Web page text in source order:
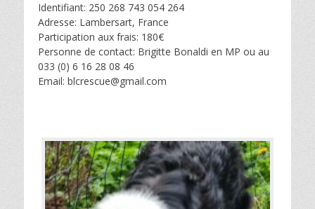
Identifiant: 250 268 743 054 264
Adresse: Lambersart, France
Participation aux frais: 180€
Personne de contact: Brigitte Bonaldi en MP ou au
033 (0) 6 16 28 08 46
Email: blcrescue@gmail.com